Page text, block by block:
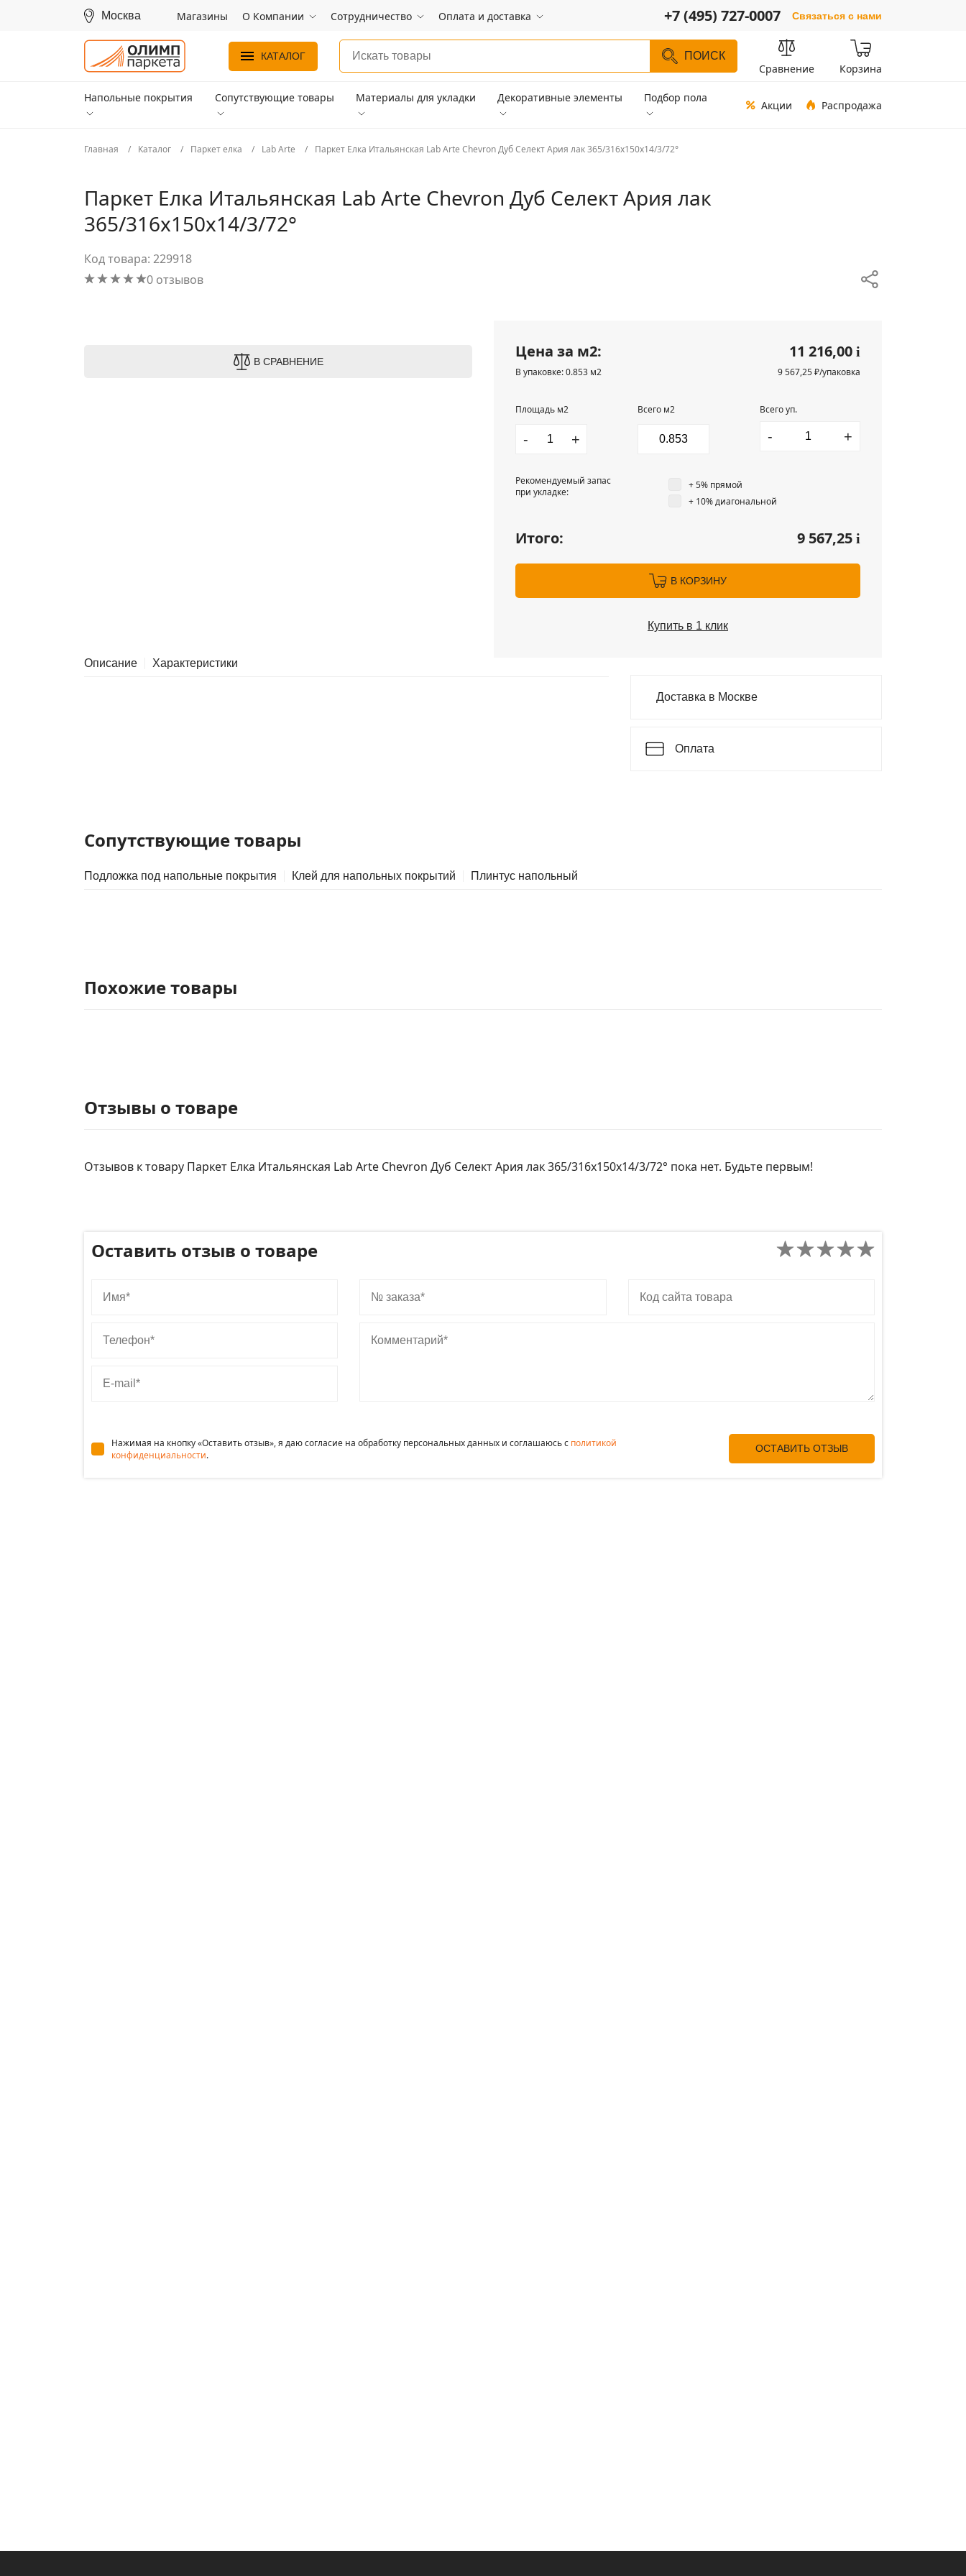
Москва Магазины О Компании Сотрудничество Оплата и доставка +7 (495) 727-0007 Связаться с нами
КАТАЛОГ ПОИСК
Сравнение Корзина
Напольные покрытия Сопутствующие товары Материалы для укладки Декоративные элементы Подбор пола
Акции Распродажа
Главная Каталог Паркет елка Lab Arte Паркет Елка Итальянская Lab Arte Chevron Дуб Селект Ария лак 365/316х150х14/3/72°
Паркет Елка Итальянская Lab Arte Chevron Дуб Селект Ария лак
365/316х150х14/3/72°
Код товара: 229918
0 отзывов
В СРАВНЕНИЕ
Цена за м2: 11 216,00 i
В упаковке: 0.853 м2 9 567,25 ₽/упаковка
Площадь м2
- +
Всего м2 Всего уп.
- +
Рекомендуемый запас
при укладке:
+ 5% прямой
+ 10% диагональной
Итого: 9 567,25 i
В КОРЗИНУ
Купить в 1 клик
Описание Характеристики
Доставка в Москве
Оплата
Сопутствующие товары
Подложка под напольные покрытия Клей для напольных покрытий Плинтус напольный
Похожие товары
Отзывы о товаре
Отзывов к товару Паркет Елка Итальянская Lab Arte Chevron Дуб Селект Ария лак 365/316х150х14/3/72° пока нет. Будьте первым!
Оставить отзыв о товаре
Нажимая на кнопку «Оставить отзыв», я даю согласие на обработку персональных данных и соглашаюсь c политикой
конфиденциальности.
ОСТАВИТЬ ОТЗЫВ